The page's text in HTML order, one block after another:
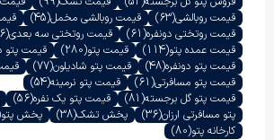
قیمت روبالشی(63) قیمت روبالشی مخمل(45)
قیمت روتختی دونفره(61) قیمت روتختی سه بعدی(46)
قیمت عمده پتو(114) قیمت پتو(280) قیمت پتو
قیمت پتو دونفره(48) قیمت پتو شادیلون(77)
قیمت پتو مسافرتی(61) قیمت پتو نرمینه(54)
قیمت پتو گل برجسته(81) قیمت پتو یک نفره(56)
پتو مسافرتی ارزان(36) پخش تشک(38) پخش پتو
کارخانه پتو(80)